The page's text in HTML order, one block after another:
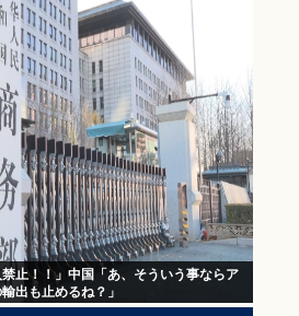
止！！」中国「あ、そういう事ならア
出も止めるね？」